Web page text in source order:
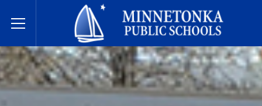
Toggle Menu
សាលារៀនសាធារណៈ Minnetonka